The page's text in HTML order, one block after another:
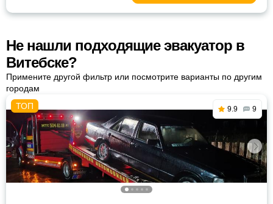
Не нашли подходящие эвакуатор в
Витебске?
Примените другой фильтр или посмотрите варианты по другим
городам
9.9 9